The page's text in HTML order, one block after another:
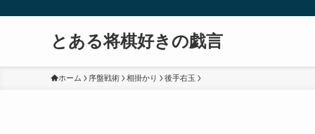
とある将棋好きの戯言
ホーム 序盤戦術 相掛かり 後手右玉